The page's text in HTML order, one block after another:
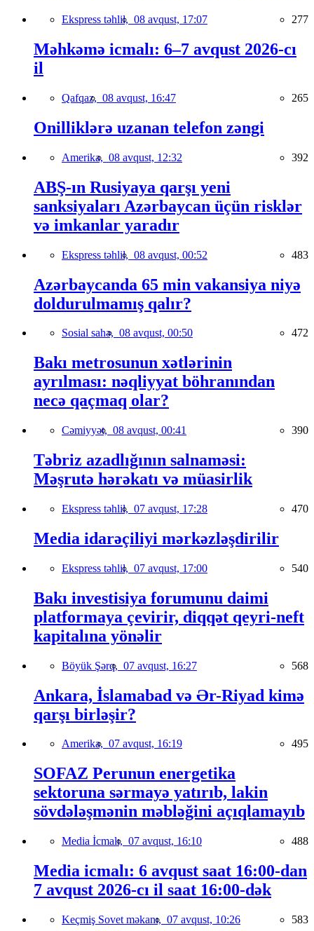
Ekspress təhlil, 08 avqust, 17:07 277
Məhkəmə icmalı: 6–7 avqust 2026-cı
il
Qafqaz, 08 avqust, 16:47 265
Onilliklərə uzanan telefon zəngi
Amerika, 08 avqust, 12:32 392
ABŞ-ın Rusiyaya qarşı yeni
sanksiyaları Azərbaycan üçün risklər
və imkanlar yaradır
Ekspress təhlil, 08 avqust, 00:52 483
Azərbaycanda 65 min vakansiya niyə
doldurulmamış qalır?
Sosial sahə, 08 avqust, 00:50 472
Bakı metrosunun xətlərinin
ayrılması: nəqliyyat böhranından
necə qaçmaq olar?
Cəmiyyət, 08 avqust, 00:41 390
Təbriz azadlığının salnaməsi:
Məşrutə hərəkatı və müasirlik
Ekspress təhlil, 07 avqust, 17:28 470
Media idarəçiliyi mərkəzləşdirilir
Ekspress təhlil, 07 avqust, 17:00 540
Bakı investisiya forumunu daimi
platformaya çevirir, diqqət qeyri-neft
kapitalına yönəlir
Böyük Şərq, 07 avqust, 16:27 568
Ankara, İslamabad və Ər-Riyad kimə
qarşı birləşir?
Amerika, 07 avqust, 16:19 495
SOFAZ Perunun energetika
sektoruna sərmayə yatırıb, lakin
sövdələşmənin məbləğini açıqlamayıb
Media İcmalı, 07 avqust, 16:10 488
Media icmalı: 6 avqust saat 16:00-dan
7 avqust 2026-cı il saat 16:00-dək
Keçmiş Sovet məkanı, 07 avqust, 10:26 583